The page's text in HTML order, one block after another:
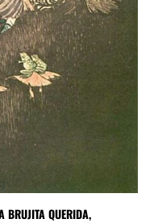
BRUJITA QUERIDA,